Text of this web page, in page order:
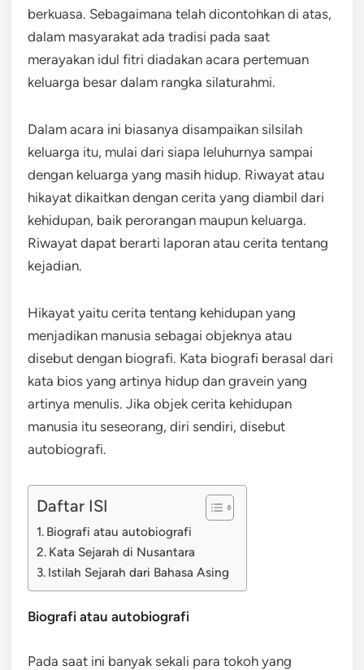
berkuasa. Sebagaimana telah dicontohkan di atas,
dalam masyarakat ada tradisi pada saat
merayakan idul fitri diadakan acara pertemuan
keluarga besar dalam rangka silaturahmi.
Dalam acara ini biasanya disampaikan silsilah
keluarga itu, mulai dari siapa leluhurnya sampai
dengan keluarga yang masih hidup. Riwayat atau
hikayat dikaitkan dengan cerita yang diambil dari
kehidupan, baik perorangan maupun keluarga.
Riwayat dapat berarti laporan atau cerita tentang
kejadian.
Hikayat yaitu cerita tentang kehidupan yang
menjadikan manusia sebagai objeknya atau
disebut dengan biografi. Kata biografi berasal dari
kata bios yang artinya hidup dan gravein yang
artinya menulis. Jika objek cerita kehidupan
manusia itu seseorang, diri sendiri, disebut
autobiografi.
Daftar ISI
Biografi atau autobiografi
Kata Sejarah di Nusantara
Istilah Sejarah dari Bahasa Asing
Biografi atau autobiografi
Pada saat ini banyak sekali para tokoh yang